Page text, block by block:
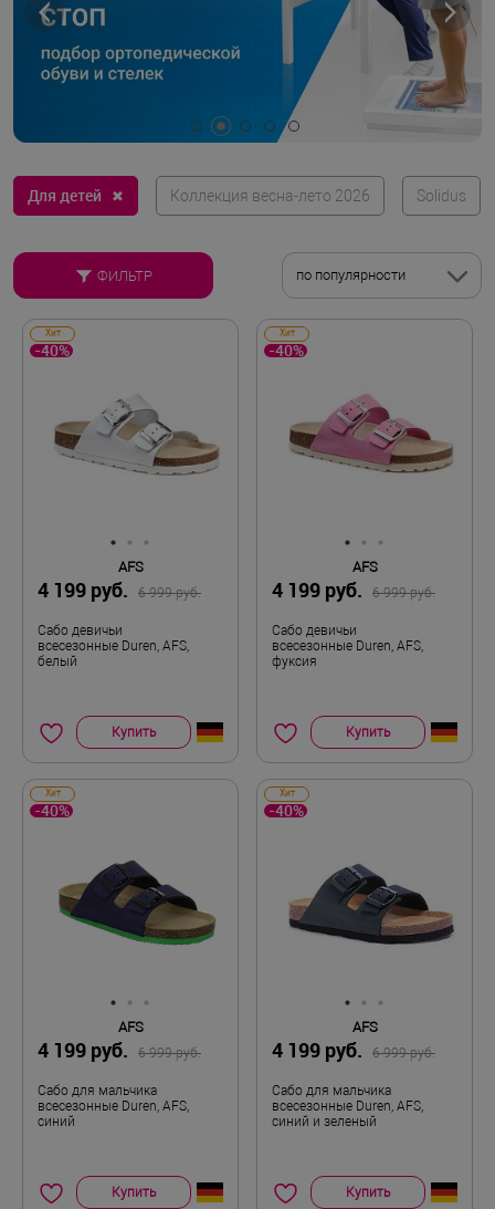
Для детей ✖ Коллекция весна-лето 2026 Solidus
ФИЛЬТР по популярности
Хит
-40%
AFS
4 199 руб. 6 999 руб.
Сабо девичьи
всесезонные Duren, AFS,
белый
Купить
Хит
-40%
AFS
4 199 руб. 6 999 руб.
Сабо девичьи
всесезонные Duren, AFS,
фуксия
Купить
Хит
-40%
AFS
4 199 руб. 6 999 руб.
Сабо для мальчика
всесезонные Duren, AFS,
синий
Купить
Хит
-40%
AFS
4 199 руб. 6 999 руб.
Сабо для мальчика
всесезонные Duren, AFS,
синий и зеленый
Купить